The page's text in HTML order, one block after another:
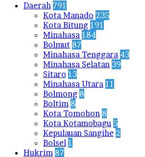
Daerah 791
Kota Manado 235
Kota Bitung 191
Minahasa 184
Bolmut 87
Minahasa Tenggara 43
Minahasa Selatan 39
Sitaro 13
Minahasa Utara 11
Bolmong 8
Boltim 8
Kota Tomohon 8
Kota Kotamobagu 5
Kepulauan Sangihe 2
Bolsel 1
Hukrim 87